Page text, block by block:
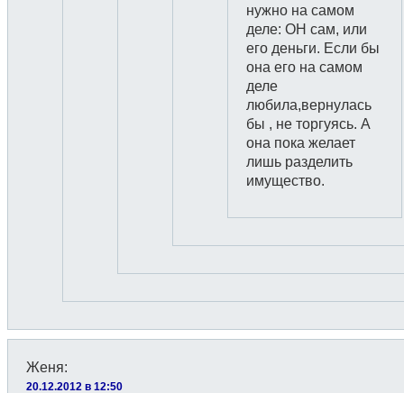
нужно на самом
деле: ОН сам, или
его деньги. Если бы
она его на самом
деле
любила,вернулась
бы , не торгуясь. А
она пока желает
лишь разделить
имущество.
Женя:
20.12.2012 в 12:50